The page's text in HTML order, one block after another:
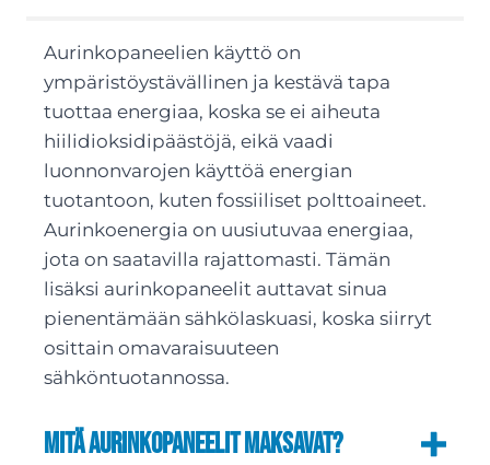
Aurinkopaneelien käyttö on
ympäristöystävällinen ja kestävä tapa
tuottaa energiaa, koska se ei aiheuta
hiilidioksidipäästöjä, eikä vaadi
luonnonvarojen käyttöä energian
tuotantoon, kuten fossiiliset polttoaineet.
Aurinkoenergia on uusiutuvaa energiaa,
jota on saatavilla rajattomasti. Tämän
lisäksi aurinkopaneelit auttavat sinua
pienentämään sähkölaskuasi, koska siirryt
osittain omavaraisuuteen
sähköntuotannossa.
Mitä aurinkopaneelit maksavat?